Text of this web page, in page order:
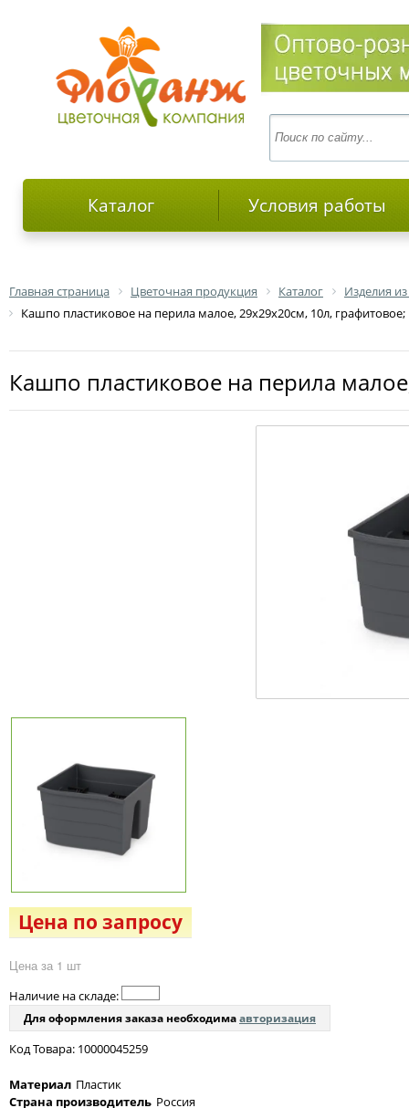
Каталог Условия работы
Главная страница Цветочная продукция Каталог
Изделия
Кашпо пластиковое на перила малое, 29х29х20см, 10л, графитовое;
Кашпо пластиковое на перила
Цена по запросу
Цена за 1 шт
Наличие на складе:
Для оформления заказа необходимаавторизация
Код Товара: 10000045259
Материал Пластик
Страна производитель Россия